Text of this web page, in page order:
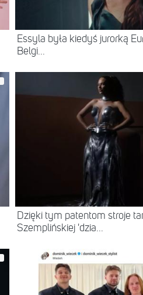
Essyla była kiedyś jurorką
Belgi...
Dzięki tym patentom stroje
Szemplińskiej 'dzia...